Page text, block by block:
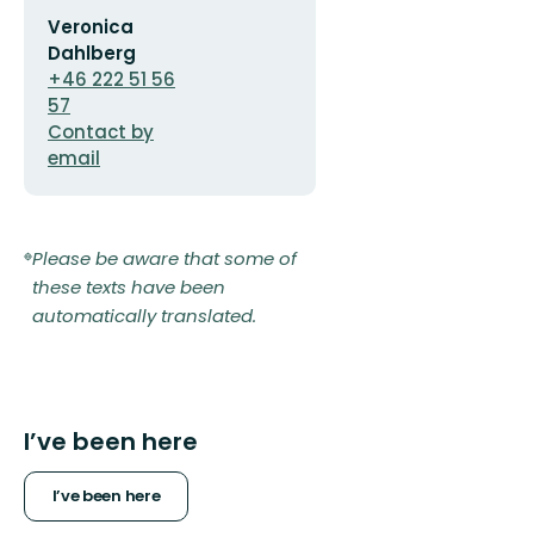
address
Veronica
Dahlberg
+46 222 51 56
57
Contact by
email
Please be aware that some of
these texts have been
automatically translated.
I’ve been here
I’ve been here